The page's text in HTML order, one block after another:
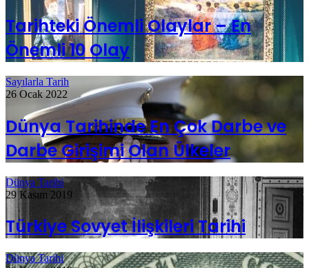
Tarihteki Önemli Olaylar – En
Önemli 10 Olay
Sayılarla Tarih
26 Ocak 2022
Dünya Tarihinde En Çok Darbe ve
Darbe Girişimi Olan Ülkeler
Dünya Tarihi
29 Kasım 2019
Türkiye Sovyet İlişkileri Tarihi
Dünya Tarihi